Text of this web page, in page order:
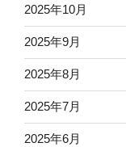
2025年10月
2025年9月
2025年8月
2025年7月
2025年6月